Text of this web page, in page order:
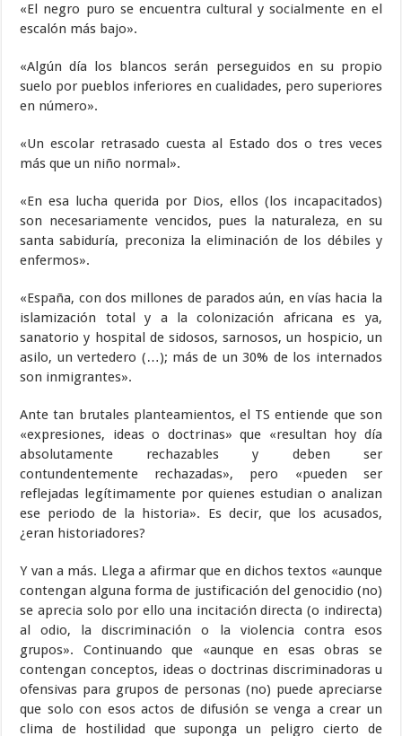
«El negro puro se encuentra cultural y socialmente en el
escalón más bajo».
«Algún día los blancos serán perseguidos en su propio
suelo por pueblos inferiores en cualidades, pero superiores
en número».
«Un escolar retrasado cuesta al Estado dos o tres veces
más que un niño normal».
«En esa lucha querida por Dios, ellos (los incapacitados)
son necesariamente vencidos, pues la naturaleza, en su
santa sabiduría, preconiza la eliminación de los débiles y
enfermos».
«España, con dos millones de parados aún, en vías hacia la
islamización total y a la colonización africana es ya,
sanatorio y hospital de sidosos, sarnosos, un hospicio, un
asilo, un vertedero (…); más de un 30% de los internados
son inmigrantes».
Ante tan brutales planteamientos, el TS entiende que son
«expresiones, ideas o doctrinas» que «resultan hoy día
absolutamente rechazables y deben ser
contundentemente rechazadas», pero «pueden ser
reflejadas legítimamente por quienes estudian o analizan
ese periodo de la historia». Es decir, que los acusados,
¿eran historiadores?
Y van a más. Llega a afirmar que en dichos textos «aunque
contengan alguna forma de justificación del genocidio (no)
se aprecia solo por ello una incitación directa (o indirecta)
al odio, la discriminación o la violencia contra esos
grupos». Continuando que «aunque en esas obras se
contengan conceptos, ideas o doctrinas discriminadoras u
ofensivas para grupos de personas (no) puede apreciarse
que solo con esos actos de difusión se venga a crear un
clima de hostilidad que suponga un peligro cierto de